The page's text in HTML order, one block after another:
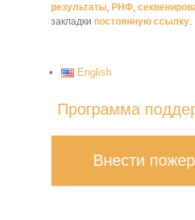
результаты, РНФ,
закладки постоянную ссылку.
English
Программа
Внести